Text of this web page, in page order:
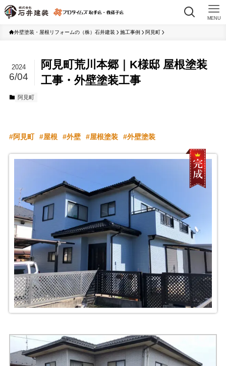
MENU
外壁塗装・屋根リフォームの（株）石井建装 施工事例 阿見町
阿見町荒川本郷｜K様邸 屋根塗装
工事・外壁塗装工事
2024
6/04
阿見町
阿見町 屋根 外壁 屋根塗装 外壁塗装